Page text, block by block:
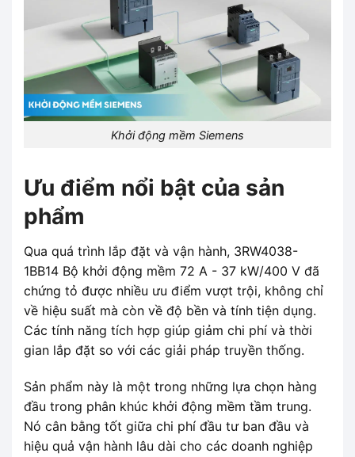
Khởi động mềm Siemens
Ưu điểm nổi bật của sản
phẩm
Qua quá trình lắp đặt và vận hành, 3RW4038-
1BB14 Bộ khởi động mềm 72 A - 37 kW/400 V đã
chứng tỏ được nhiều ưu điểm vượt trội, không chỉ
về hiệu suất mà còn về độ bền và tính tiện dụng.
Các tính năng tích hợp giúp giảm chi phí và thời
gian lắp đặt so với các giải pháp truyền thống.
Sản phẩm này là một trong những lựa chọn hàng
đầu trong phân khúc khởi động mềm tầm trung.
Nó cân bằng tốt giữa chi phí đầu tư ban đầu và
hiệu quả vận hành lâu dài cho các doanh nghiệp